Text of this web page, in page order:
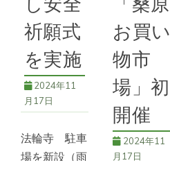
た。昔と
続きを読む
*おじょこな
８００字小説
号
祈願式
を実施
2024年11
月17日
法輪寺 駐車
場を新設（雨
お買い
物市
場」初
開催
2024年11
月17日